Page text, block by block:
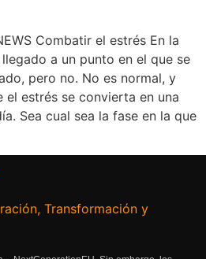
Combatir el estrés En la
a un punto en el que se
pero no. No es normal, y
el estrés se convierta en una
Sea cual sea la fase en la que